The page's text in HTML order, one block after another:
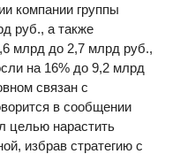
компании группы
руб., а также
млрд до 2,7 млрд руб.,
на 16% до 9,2 млрд
связан с
в сообщении
целью нарастить
избрав стратегию с